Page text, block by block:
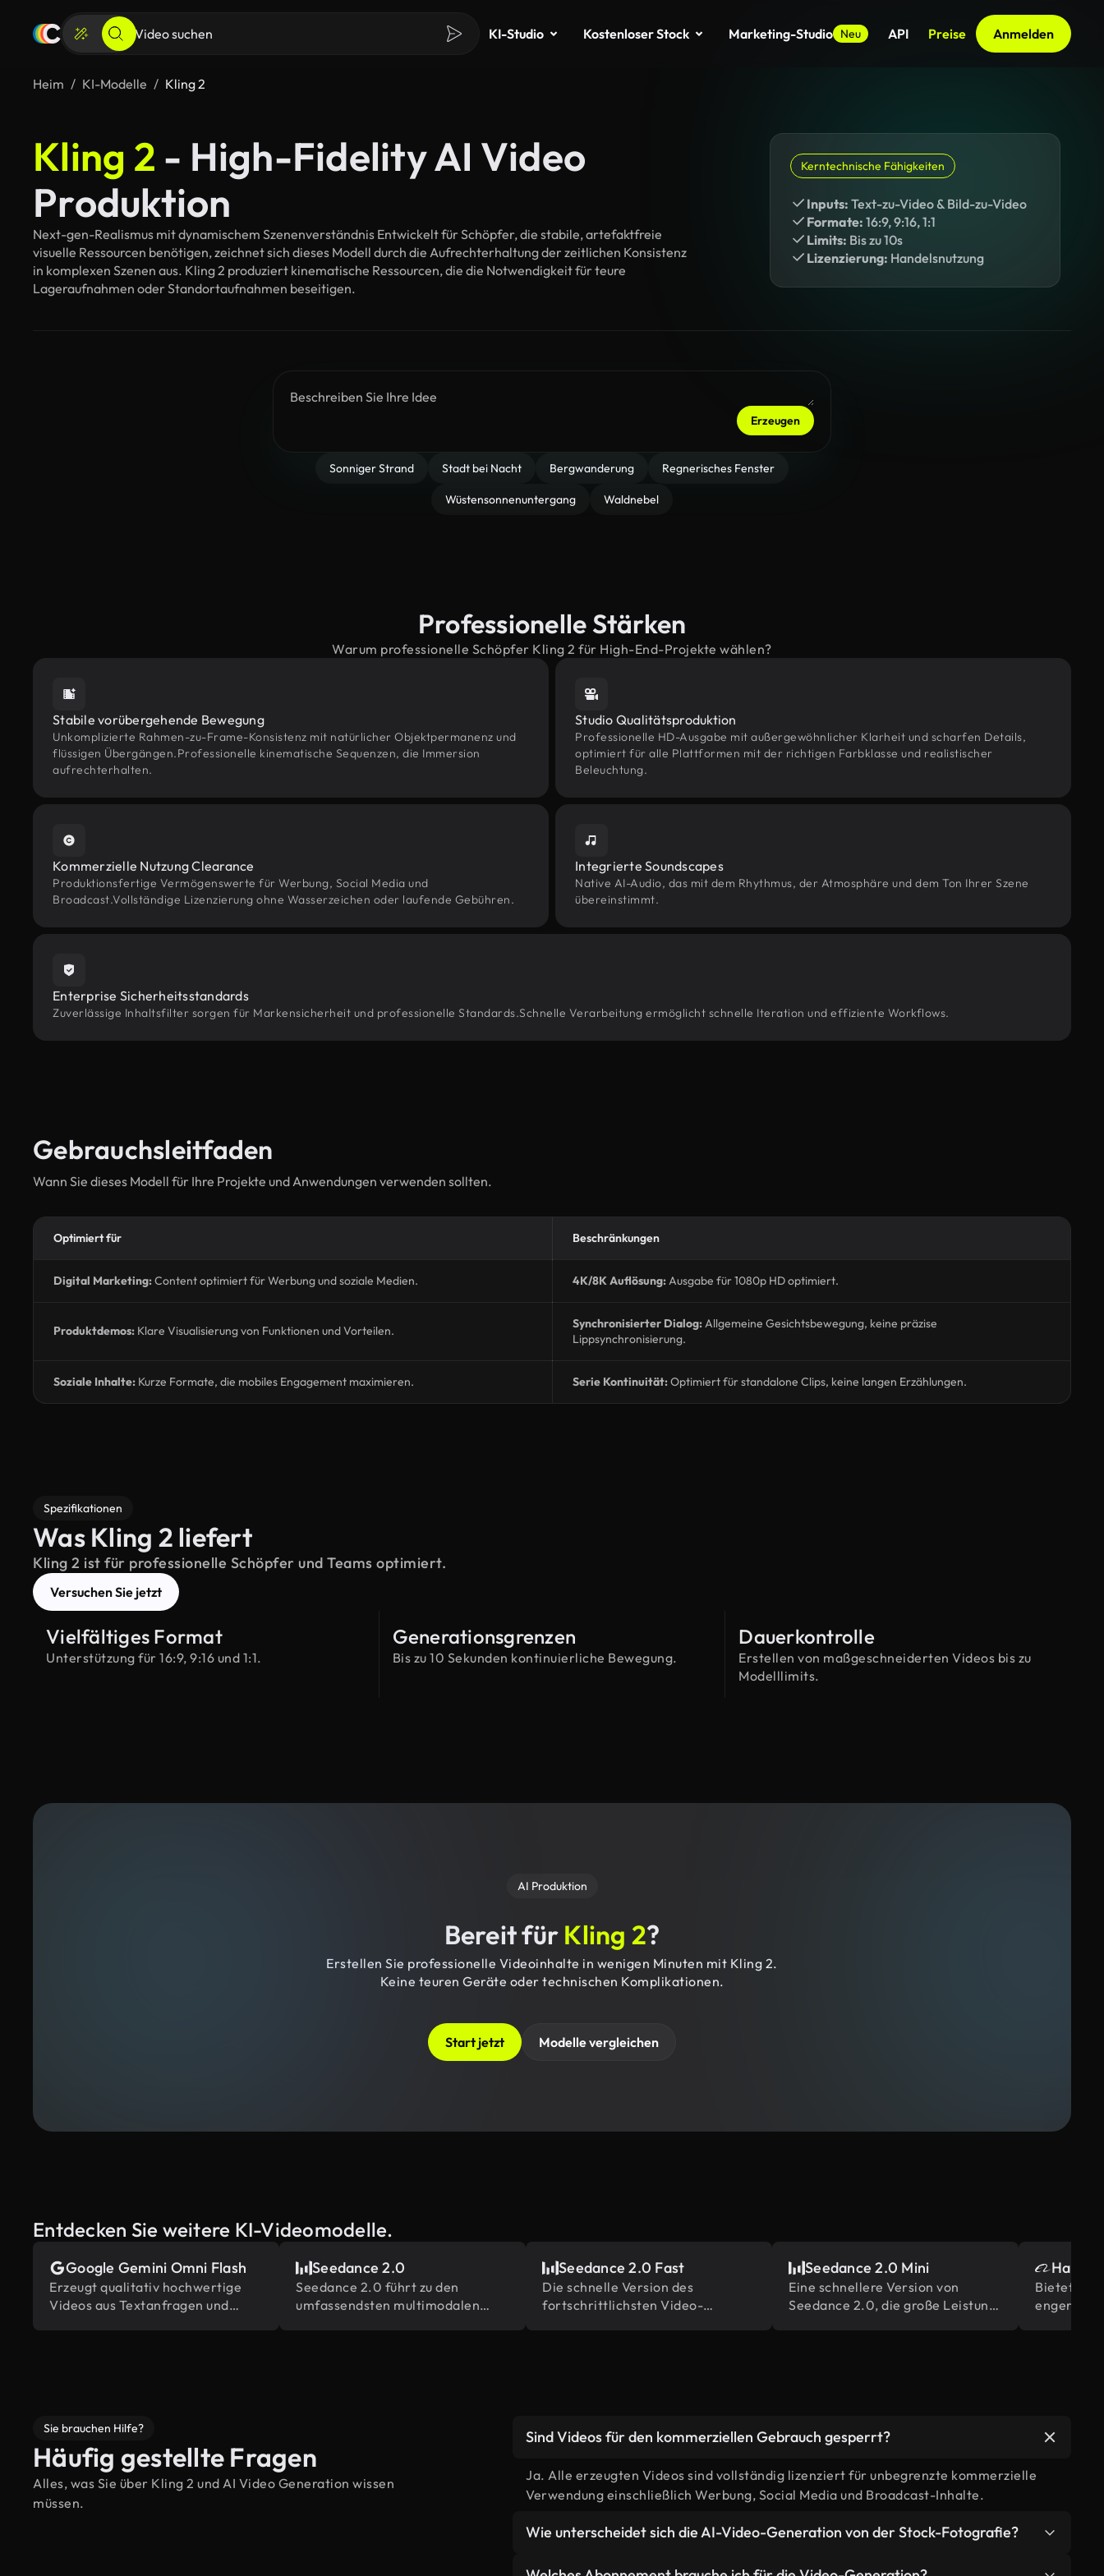
KI-Studio Kostenloser Stock Marketing-Studio Neu API Preise Anmelden
Heim KI-Modelle Kling 2
Kling 2 - High-Fidelity AI Video
Produktion
Next-gen-Realismus mit dynamischem Szenenverständnis Entwickelt für Schöpfer, die stabile, artefaktfreie
visuelle Ressourcen benötigen, zeichnet sich dieses Modell durch die Aufrechterhaltung der zeitlichen Konsistenz
in komplexen Szenen aus. Kling 2 produziert kinematische Ressourcen, die die Notwendigkeit für teure
Lageraufnahmen oder Standortaufnahmen beseitigen.
Kerntechnische Fähigkeiten
Inputs: Text-zu-Video & Bild-zu-Video
Formate: 16:9, 9:16, 1:1
Limits: Bis zu 10s
Lizenzierung: Handelsnutzung
Erzeugen
Sonniger Strand Stadt bei Nacht Bergwanderung Regnerisches Fenster
Wüstensonnenuntergang Waldnebel
Professionelle Stärken
Warum professionelle Schöpfer Kling 2 für High-End-Projekte wählen?
Stabile vorübergehende Bewegung
Unkomplizierte Rahmen-zu-Frame-Konsistenz mit natürlicher Objektpermanenz und
flüssigen Übergängen.Professionelle kinematische Sequenzen, die Immersion
aufrechterhalten.
Studio Qualitätsproduktion
Professionelle HD-Ausgabe mit außergewöhnlicher Klarheit und scharfen Details,
optimiert für alle Plattformen mit der richtigen Farbklasse und realistischer
Beleuchtung.
Kommerzielle Nutzung Clearance
Produktionsfertige Vermögenswerte für Werbung, Social Media und
Broadcast.Vollständige Lizenzierung ohne Wasserzeichen oder laufende Gebühren.
Integrierte Soundscapes
Native AI-Audio, das mit dem Rhythmus, der Atmosphäre und dem Ton Ihrer Szene
übereinstimmt.
Enterprise Sicherheitsstandards
Zuverlässige Inhaltsfilter sorgen für Markensicherheit und professionelle Standards.Schnelle Verarbeitung ermöglicht schnelle Iteration und effiziente Workflows.
Gebrauchsleitfaden
Wann Sie dieses Modell für Ihre Projekte und Anwendungen verwenden sollten.
Optimiert für Beschränkungen
Digital Marketing:Content optimiert für Werbung und soziale Medien. 4K/8K Auflösung:Ausgabe für 1080p HD optimiert.
Produktdemos: Klare Visualisierung von Funktionen und Vorteilen. Synchronisierter Dialog:Allgemeine Gesichtsbewegung, keine präzise
Lippsynchronisierung.
Soziale Inhalte: Kurze Formate, die mobiles Engagement maximieren. Serie Kontinuität:Optimiert für standalone Clips, keine langen Erzählungen.
Spezifikationen
Was Kling 2 liefert
Kling 2 ist für professionelle Schöpfer und Teams optimiert.
Versuchen Sie jetzt
Vielfältiges Format
Unterstützung für 16:9, 9:16 und 1:1.
Generationsgrenzen
Bis zu 10 Sekunden kontinuierliche Bewegung.
Dauerkontrolle
Erstellen von maßgeschneiderten Videos bis zu
Modelllimits.
AI Produktion
Bereit für Kling 2?
Erstellen Sie professionelle Videoinhalte in wenigen Minuten mit Kling 2.
Keine teuren Geräte oder technischen Komplikationen.
Start jetzt Modelle vergleichen
Entdecken Sie weitere KI-Videomodelle.
Google Gemini Omni Flash
Erzeugt qualitativ hochwertige
Videos aus Textanfragen und
Seedance 2.0
Seedance 2.0 führt zu den
umfassendsten multimodalen
Seedance 2.0 Fast
Die schnelle Version des
fortschrittlichsten Video-
Seedance 2.0 Mini
Eine schnellere Version von
Seedance 2.0, die große Leistung
Happy
Bietet
engere
Sie brauchen Hilfe?
Häufig gestellte Fragen
Alles, was Sie über Kling 2 und AI Video Generation wissen
müssen.
Sind Videos für den kommerziellen Gebrauch gesperrt?
Ja. Alle erzeugten Videos sind vollständig lizenziert für unbegrenzte kommerzielle
Verwendung einschließlich Werbung, Social Media und Broadcast-Inhalte.
Wie unterscheidet sich die AI-Video-Generation von der Stock-Fotografie?